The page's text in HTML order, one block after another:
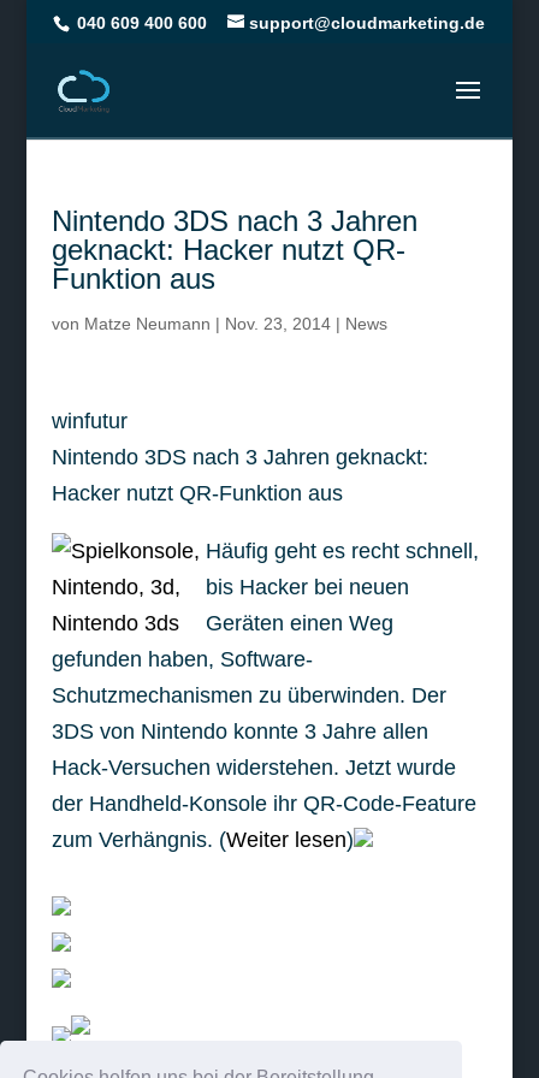
040 609 400 600 support@cloudmarketing.de
Nintendo 3DS nach 3 Jahren
geknackt: Hacker nutzt QR-
Funktion aus
von Matze Neumann | Nov. 23, 2014| News
winfutur
Nintendo 3DS nach 3 Jahren geknackt:
Hacker nutzt QR-Funktion aus
Häufig geht es recht schnell,
bis Hacker bei neuen
Geräten einen Weg
gefunden haben, Software-
Schutzmechanismen zu überwinden. Der
3DS von Nintendo konnte 3 Jahre allen
Hack-Versuchen widerstehen. Jetzt wurde
der Handheld-Konsole ihr QR-Code-Feature
zum Verhängnis. (Weiter lesen)